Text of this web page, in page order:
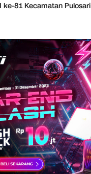
ke-81 Kecamatan Pulosari